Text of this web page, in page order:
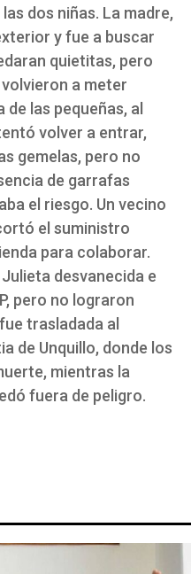
dos niñas. La madre,
y fue a buscar
quietitas, pero
volvieron a meter
las pequeñas, al
volver a entrar,
gemelas, pero no
de garrafas
el riesgo. Un vecino
el suministro
para colaborar.
desvanecida e
pero no lograron
trasladada al
de Unquillo, donde los
mientras la
fuera de peligro.